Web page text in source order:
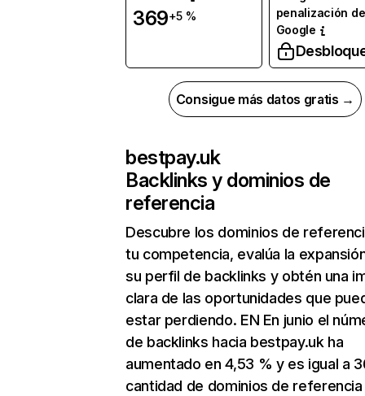
369+5 %
penalización de
Google
Consigue más datos gratis →
bestpay.uk
Backlinks y dominios de
referencia
Descubre los dominios de
tu competencia, evalúa la
su perfil de backlinks y obtén una
clara de las oportunidades que
estar perdiendo. EN En junio el
de backlinks hacia bestpay.uk ha
aumentado en 4,53 % y es igual a
cantidad de dominios de referencia